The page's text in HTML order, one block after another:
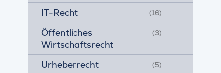
IT-Recht (16)
Öffentliches
Wirtschaftsrecht
(3)
Urheberrecht (5)